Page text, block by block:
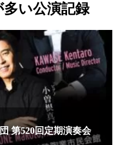
い公演記録
第520回定期演奏会